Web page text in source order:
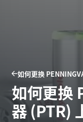
如何更换
如何更换
器 (PTR)